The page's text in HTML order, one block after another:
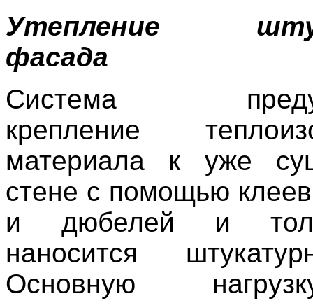
Утепление
фасада
Система
крепление
материала к уже
стене с помощью
и дюбелей и
наносится
Основную